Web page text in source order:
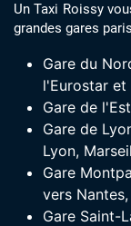
Un Taxi Roissy
grandes gares
Gare du
l'Eurostar et
Gare de
Gare de
Lyon,
Gare
vers
Gare Saint-